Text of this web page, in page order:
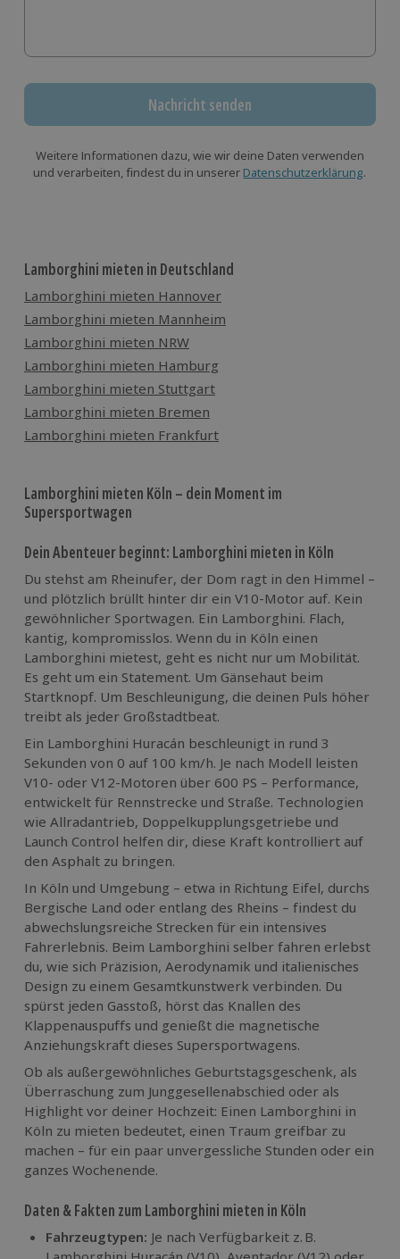
Nachricht senden
Weitere Informationen dazu, wie wir deine Daten verwenden
und verarbeiten, findest du in unserer Datenschutzerklärung.
Lamborghini mieten in Deutschland
Lamborghini mieten Hannover
Lamborghini mieten Mannheim
Lamborghini mieten NRW
Lamborghini mieten Hamburg
Lamborghini mieten Stuttgart
Lamborghini mieten Bremen
Lamborghini mieten Frankfurt
Lamborghini mieten Köln – dein Moment im
Supersportwagen
Dein Abenteuer beginnt: Lamborghini mieten in Köln
Du stehst am Rheinufer, der Dom ragt in den Himmel –
und plötzlich brüllt hinter dir ein V10-Motor auf. Kein
gewöhnlicher Sportwagen. Ein Lamborghini. Flach,
kantig, kompromisslos. Wenn du in Köln einen
Lamborghini mietest, geht es nicht nur um Mobilität.
Es geht um ein Statement. Um Gänsehaut beim
Startknopf. Um Beschleunigung, die deinen Puls höher
treibt als jeder Großstadtbeat.
Ein Lamborghini Huracán beschleunigt in rund 3
Sekunden von 0 auf 100 km/h. Je nach Modell leisten
V10- oder V12-Motoren über 600 PS – Performance,
entwickelt für Rennstrecke und Straße. Technologien
wie Allradantrieb, Doppelkupplungsgetriebe und
Launch Control helfen dir, diese Kraft kontrolliert auf
den Asphalt zu bringen.
In Köln und Umgebung – etwa in Richtung Eifel, durchs
Bergische Land oder entlang des Rheins – findest du
abwechslungsreiche Strecken für ein intensives
Fahrerlebnis. Beim Lamborghini selber fahren erlebst
du, wie sich Präzision, Aerodynamik und italienisches
Design zu einem Gesamtkunstwerk verbinden. Du
spürst jeden Gasstoß, hörst das Knallen des
Klappenauspuffs und genießt die magnetische
Anziehungskraft dieses Supersportwagens.
Ob als außergewöhnliches Geburtstagsgeschenk, als
Überraschung zum Junggesellenabschied oder als
Highlight vor deiner Hochzeit: Einen Lamborghini in
Köln zu mieten bedeutet, einen Traum greifbar zu
machen – für ein paar unvergessliche Stunden oder ein
ganzes Wochenende.
Daten & Fakten zum Lamborghini mieten in Köln
Fahrzeugtypen: Je nach Verfügbarkeit z. B.